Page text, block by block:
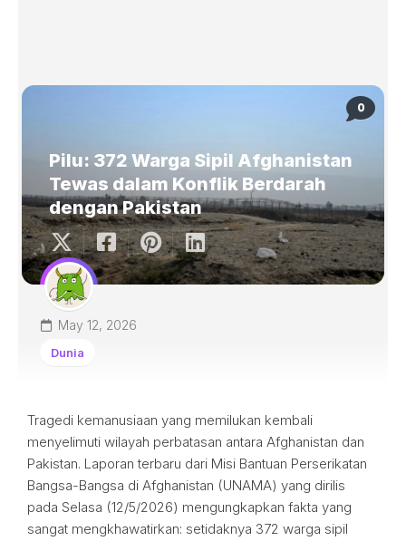
0
Pilu: 372 Warga Sipil Afghanistan
Tewas dalam Konflik Berdarah
dengan Pakistan
May 12, 2026
Dunia
Tragedi kemanusiaan yang memilukan kembali
menyelimuti wilayah perbatasan antara Afghanistan dan
Pakistan. Laporan terbaru dari Misi Bantuan Perserikatan
Bangsa-Bangsa di Afghanistan (UNAMA) yang dirilis
pada Selasa (12/5/2026) mengungkapkan fakta yang
sangat mengkhawatirkan: setidaknya 372 warga sipil